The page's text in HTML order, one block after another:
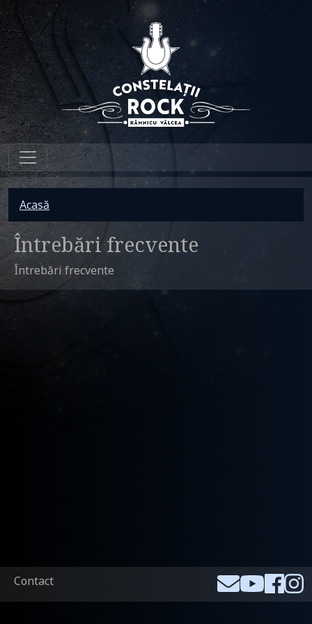
Sari la conținutul principal
Breadcrumb
Acasă
Întrebări frecvente
Întrebări frecvente
Footer
Contact